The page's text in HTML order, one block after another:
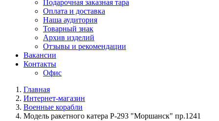
Подарочная заказная тара
Оплата и доставка
Наша аудитория
Товарный знак
Архив изделий
Отзывы и рекомендации
Вакансии
Контакты
Офис
Главная
Интернет-магазин
Военные корабли
Модель ракетного катера Р-293 "Моршанск" пр.1241